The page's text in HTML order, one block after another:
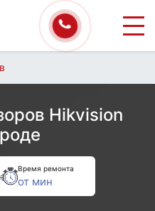
Hikvision
Время ремонта
от мин